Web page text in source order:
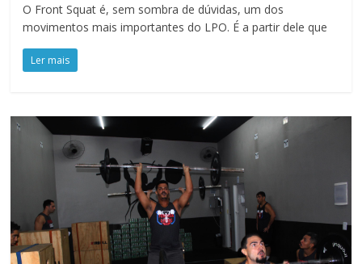
O Front Squat é, sem sombra de dúvidas, um dos
movimentos mais importantes do LPO. É a partir dele que
Ler mais